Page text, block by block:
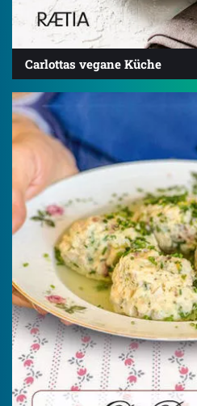
Carlottas vegane Küche